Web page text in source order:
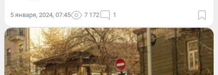
5 января, 2024, 07:45 7 172 1